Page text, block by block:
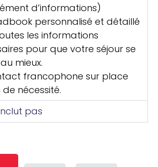
d’informations)
personnalisé et détaillé
les informations
pour que votre séjour se
mieux.
francophone sur place
nécessité.
pas